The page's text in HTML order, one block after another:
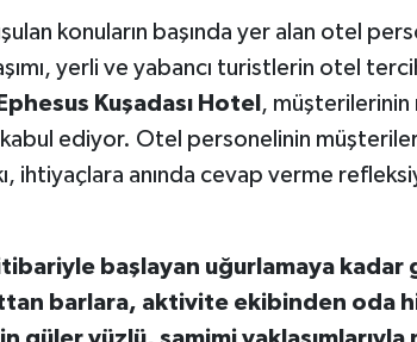
konuların başında yer alan otel
yerli ve yabancı turistlerin otel
Kuşadası Hotel , müşterilerinin
kabul ediyor. Otel personelinin
ihtiyaçlara anında cevap verme
başlayan uğurlamaya kadar
barlara, aktivite ekibinden oda